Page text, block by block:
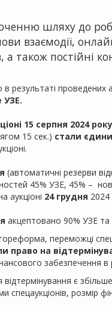
шляху до
взаємодії,
а також постійні
в результаті проведених
УЗЕ.
15 серпня 2024
15 сек.) стали
(автоматичні резерви
45% УЗЕ, 45% –
аукціоні 24 грудня 2024
акцептовано 90% УЗЕ та
переможці
право на
забезпечення в
є
спецаукціонів, розмір